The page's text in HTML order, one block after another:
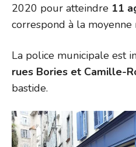
2020 pour atteindre 11
correspond à la moyenne
La police municipale est
rues Bories et Camille-
bastide.